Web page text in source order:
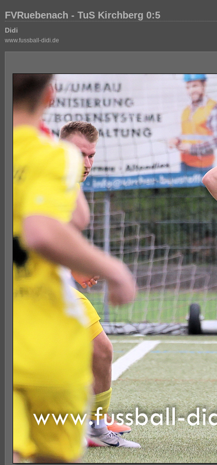
FVRuebenach - TuS Kirchberg 0:5
Didi
www.fussball-didi.de